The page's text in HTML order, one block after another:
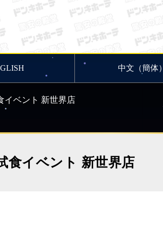
中文（簡体）
イベント 新世界店
食イベント 新世界店